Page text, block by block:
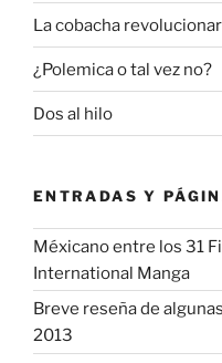
La cobacha
¿Polemica o tal vez no?
Dos al hilo
ENTRADAS Y
Méxicano entre los 31
International Manga
Breve reseña de
2013